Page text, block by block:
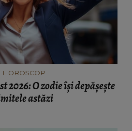
HOROSCOP
2026: O zodie își depășește
astăzi